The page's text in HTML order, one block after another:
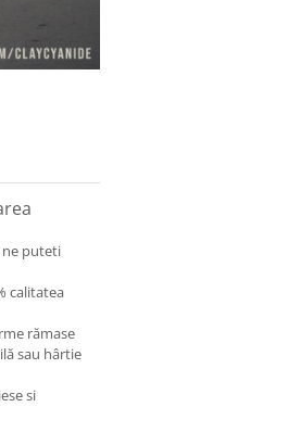
ne puteti
calitatea
rămase
sau hârtie
si